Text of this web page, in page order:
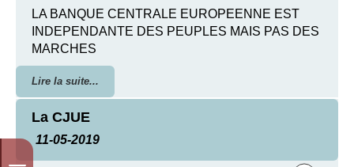
LA BANQUE CENTRALE EUROPEENNE EST
INDEPENDANTE DES PEUPLES MAIS PAS DES
MARCHES
Lire la suite...
La CJUE
11-05-2019